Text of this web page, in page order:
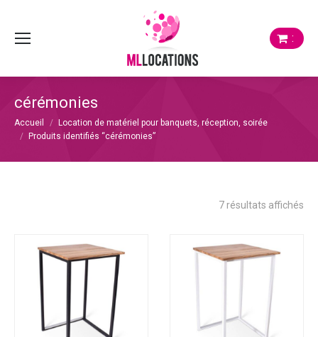
:
cérémonies
Vous êtes ici :
Accueil
Location de matériel pour banquets, réception, soirée
Produits identifiés “cérémonies”
7 résultats affichés